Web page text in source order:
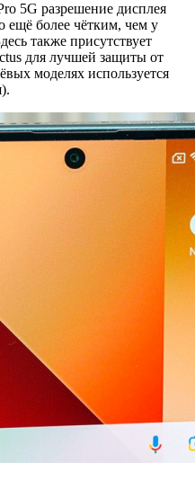
5G разрешение дисплея
ещё более чётким, чем у
также присутствует
для лучшей защиты от
моделях используется